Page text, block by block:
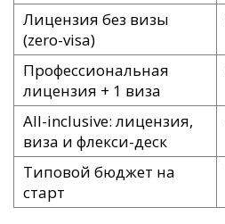
Лицензия без визы
(zero-visa)
Профессиональная
лицензия + 1 виза
All-inclusive: лицензия,
виза и флекси-деск
Типовой бюджет на
старт